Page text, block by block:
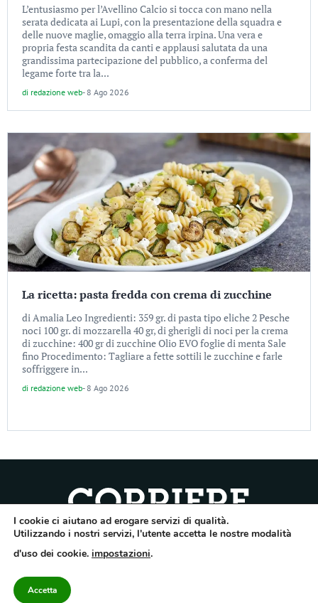
L’entusiasmo per l’Avellino Calcio si tocca con mano nella
serata dedicata ai Lupi, con la presentazione della squadra e
delle nuove maglie, omaggio alla terra irpina. Una vera e
propria festa scandita da canti e applausi salutata da una
grandissima partecipazione del pubblico, a conferma del
legame forte tra la...
di redazione web- 8 Ago 2026
La ricetta: pasta fredda con crema di zucchine
di Amalia Leo Ingredienti: 359 gr. di pasta tipo eliche 2 Pesche
noci 100 gr. di mozzarella 40 gr, di gherigli di noci per la crema
di zucchine: 400 gr di zucchine Olio EVO foglie di menta Sale
fino Procedimento: Tagliare a fette sottili le zucchine e farle
soffriggere in...
di redazione web- 8 Ago 2026
Quotidiano dell’Irpinia, a diffusione regionale. Reg. Trib. di Avellino n.7/12 del
Direttore responsabile Gianni Festa – Corriere srl – Via Annarumma 39/A 83100
Categorie
I cookie ci aiutano ad erogare servizi di qualità.
Utilizzando i nostri servizi, l'utente accetta le nostre modalità
d'uso dei cookie. impostazioni.
Accetta